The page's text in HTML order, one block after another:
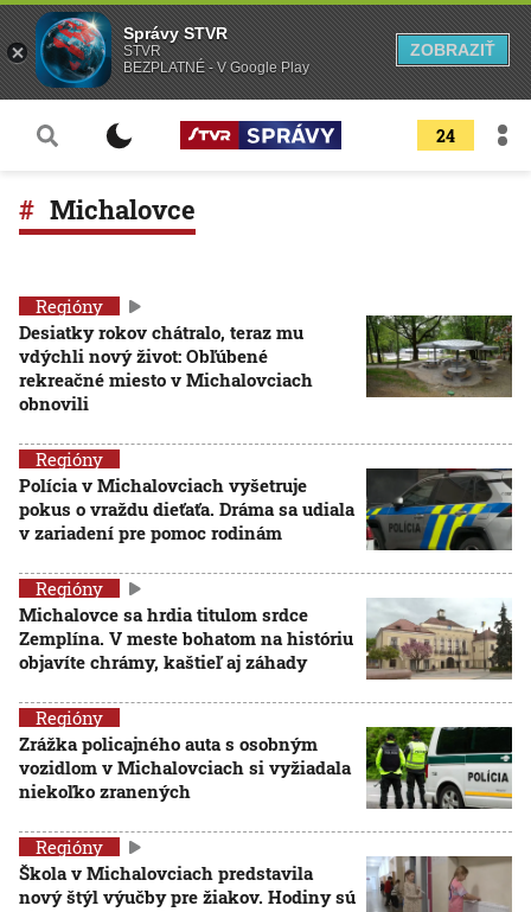
24
Michalovce
Regióny
Desiatky rokov chátralo, teraz mu
vdýchli nový život: Obľúbené
rekreačné miesto v Michalovciach
obnovili
Regióny
Polícia v Michalovciach vyšetruje
pokus o vraždu dieťaťa. Dráma sa udiala
v zariadení pre pomoc rodinám
Regióny
Michalovce sa hrdia titulom srdce
Zemplína. V meste bohatom na históriu
objavíte chrámy, kaštieľ aj záhady
Regióny
Zrážka policajného auta s osobným
vozidlom v Michalovciach si vyžiadala
niekoľko zranených
Regióny
Škola v Michalovciach predstavila
nový štýl výučby pre žiakov. Hodiny sú
Správy STVR
STVR
BEZPLATNÉ - V Google Play
ZOBRAZIŤ